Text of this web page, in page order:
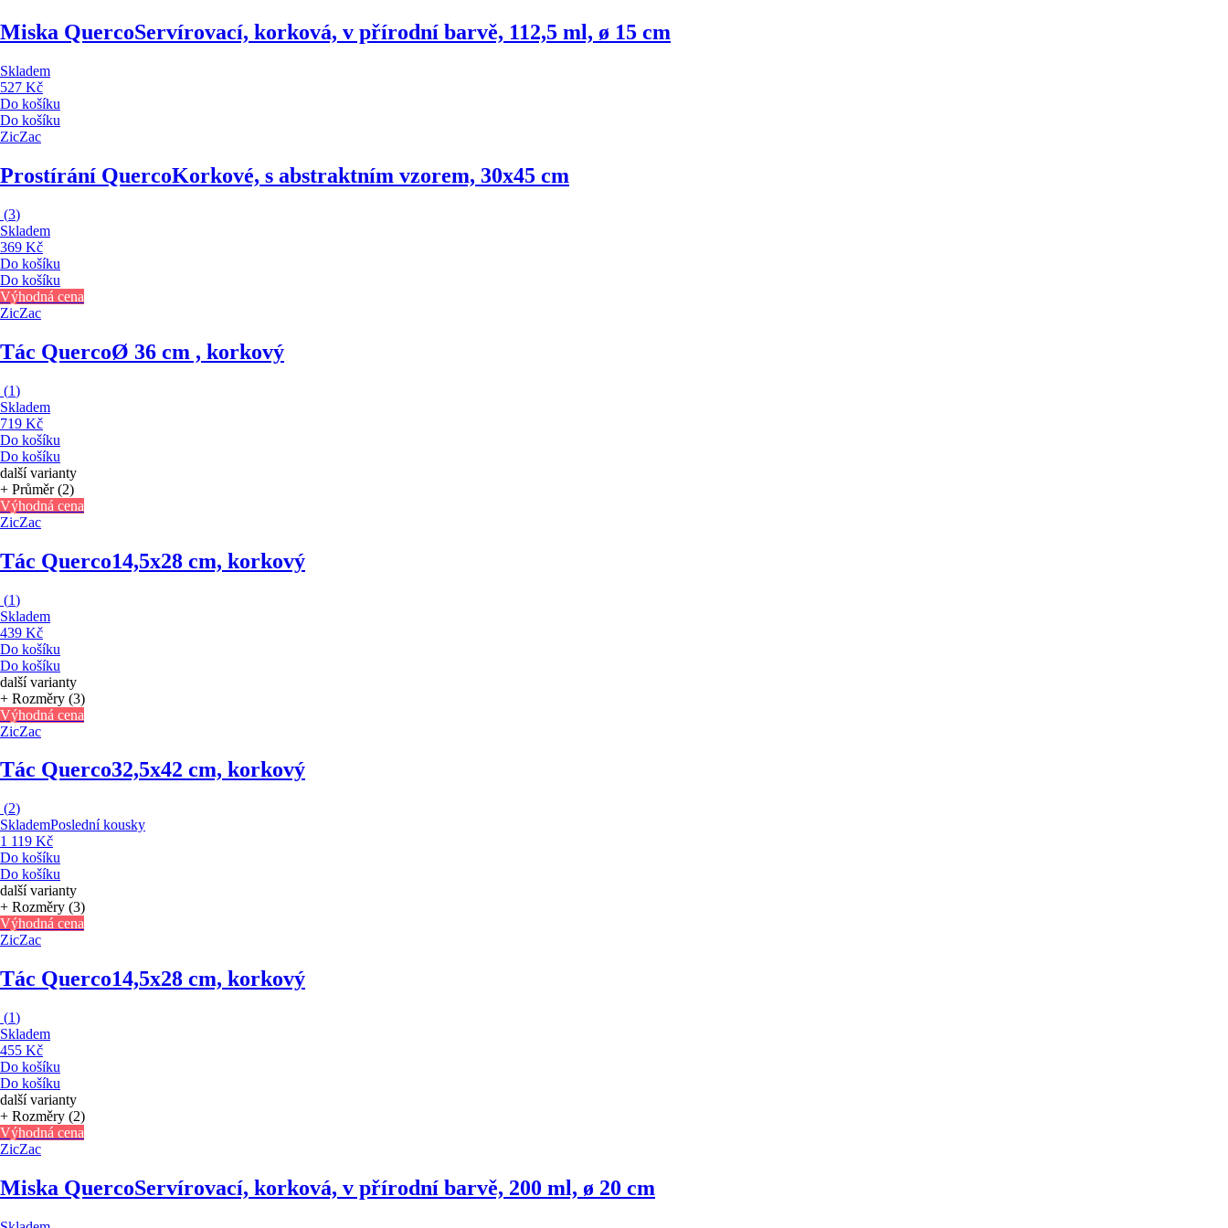
Miska QuercoServírovací, korková, v přírodní barvě, 112,5 ml, ø 15 cm
Skladem
527 Kč
Do košíku
Do košíku
ZicZac
Prostírání QuercoKorkové, s abstraktním vzorem, 30x45 cm
(3)
Skladem
369 Kč
Do košíku
Do košíku
Výhodná cena
ZicZac
Tác QuercoØ 36 cm , korkový
(1)
Skladem
719 Kč
Do košíku
Do košíku
další varianty
+ Průměr (2)
Výhodná cena
ZicZac
Tác Querco14,5x28 cm, korkový
(1)
Skladem
439 Kč
Do košíku
Do košíku
další varianty
+ Rozměry (3)
Výhodná cena
ZicZac
Tác Querco32,5x42 cm, korkový
(2)
SklademPoslední kousky
1 119 Kč
Do košíku
Do košíku
další varianty
+ Rozměry (3)
Výhodná cena
ZicZac
Tác Querco14,5x28 cm, korkový
(1)
Skladem
455 Kč
Do košíku
Do košíku
další varianty
+ Rozměry (2)
Výhodná cena
ZicZac
Miska QuercoServírovací, korková, v přírodní barvě, 200 ml, ø 20 cm